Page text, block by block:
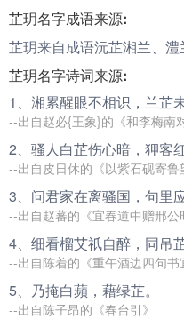
芷玥名字成语来源:
芷玥来自成语沅芷湘兰、澧
芷玥名字诗词来源:
1、湘累醒眼不相识，兰芷
--出自赵必{王象}的《和李梅南
2、骚人白芷伤心暗，狎客
--出自皮日休的《以紫石砚寄鲁
3、问君家在离骚国，句里
--出自赵蕃的《宜春道中赠邢公
4、细看榴艾祇自醉，同吊
--出自陈着的《重午酒边四句书
5、乃掩白蘋，藉绿芷。
--出自陈子昂的《春台引》